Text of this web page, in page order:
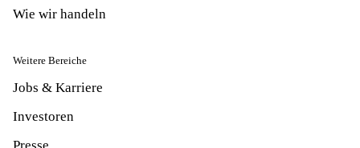
Wie wir handeln
Weitere Bereiche
Jobs & Karriere
Investoren